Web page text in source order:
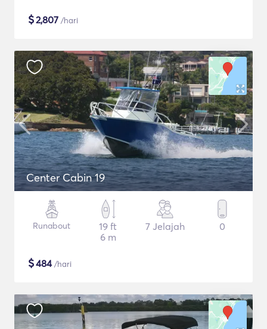
$2,807 /hari
Center Cabin 19
Runabout
19 ft
6 m
7 Jelajah 0
$484/hari